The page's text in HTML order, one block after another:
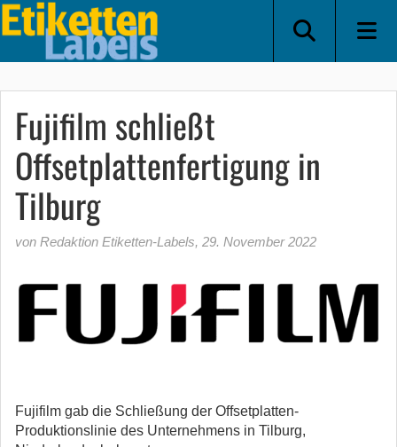
Fujifilm schließt
Offsetplattenfertigung in
Tilburg
von Redaktion Etiketten-Labels, 29. November 2022
Fujifilm gab die Schließung der Offsetplatten-
Produktionslinie des Unternehmens in Tilburg,